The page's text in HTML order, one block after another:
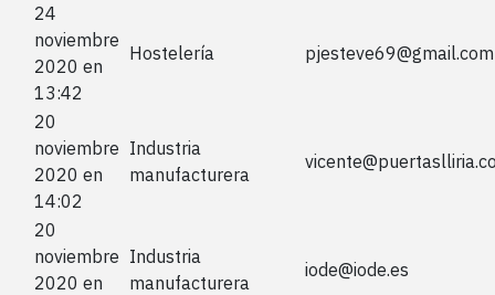
24
noviembre
2020 en
13:42
Hostelería pjesteve69@gmail.com
20
noviembre
2020 en
14:02
Industria
manufacturera
20
noviembre
2020 en
Industria
manufacturera
iode@iode.es